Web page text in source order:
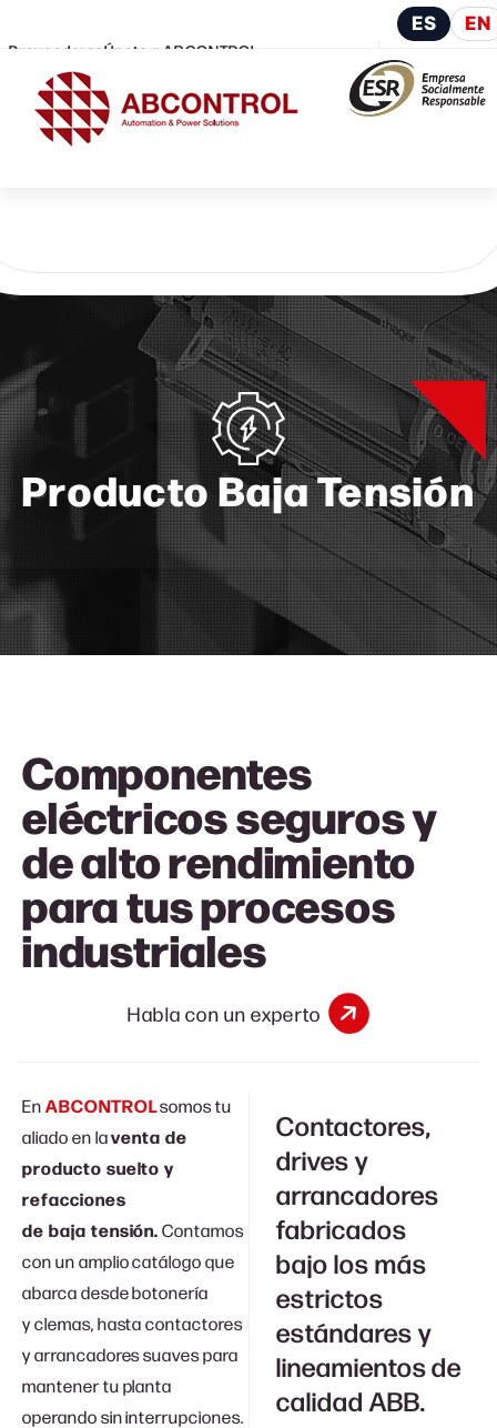
ProveedoresÚnete a ABCONTROL
ES EN
Producto Baja Tensión
Componentes
eléctricos seguros y
de alto rendimiento
para tus procesos
industriales
Habla con un experto
EnABCONTROLsomos tu
aliado en laventa de
producto suelto y
refacciones
de baja tensión.Contamos
con un amplio catálogo que
abarca desde botonería
y clemas, hasta contactores
y arrancadores suaves para
mantener tu planta
operando sin interrupciones.
Contactores,
drives y
arrancadores
fabricados
bajo los más
estrictos
estándares y
lineamientos de
calidad ABB.